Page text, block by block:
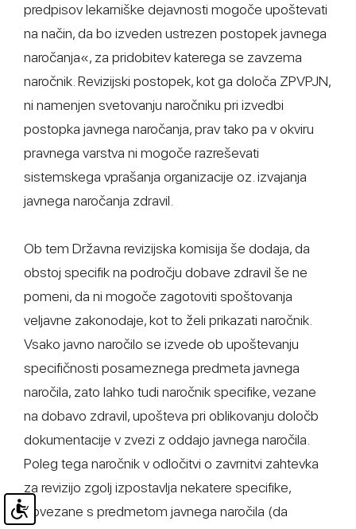
predpisov lekarniške dejavnosti mogoče upoštevati
na način, da bo izveden ustrezen postopek javnega
naročanja«, za pridobitev katerega se zavzema
naročnik. Revizijski postopek, kot ga določa ZPVPJN,
ni namenjen svetovanju naročniku pri izvedbi
postopka javnega naročanja, prav tako pa v okviru
pravnega varstva ni mogoče razreševati
sistemskega vprašanja organizacije oz. izvajanja
javnega naročanja zdravil.
Ob tem Državna revizijska komisija še dodaja, da
obstoj specifik na področju dobave zdravil še ne
pomeni, da ni mogoče zagotoviti spoštovanja
veljavne zakonodaje, kot to želi prikazati naročnik.
Vsako javno naročilo se izvede ob upoštevanju
specifičnosti posameznega predmeta javnega
naročila, zato lahko tudi naročnik specifike, vezane
na dobavo zdravil, upošteva pri oblikovanju določb
dokumentacije v zvezi z oddajo javnega naročila.
Poleg tega naročnik v odločitvi o zavrnitvi zahtevka
za revizijo zgolj izpostavlja nekatere specifike,
povezane s predmetom javnega naročila (da